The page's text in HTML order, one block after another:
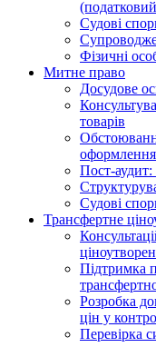
Судові
Фізичні
Митне право
Досудове
товарів
оформлення
Пост-
Судові
Трансфертне
Підтримка
Розробка
цін у
Перевірка